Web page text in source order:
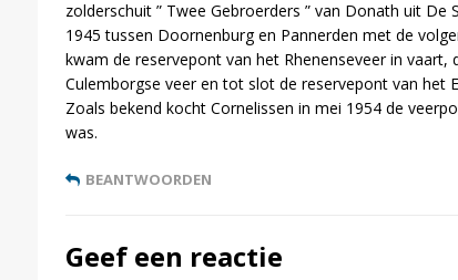
zolderschuit ” Twee Gebroerders ” van Donath uit De
1945 tussen Doornenburg en Pannerden met de
kwam de reservepont van het Rhenenseveer in vaart,
Culemborgse veer en tot slot de reservepont van het
Zoals bekend kocht Cornelissen in mei 1954 de
was.
BEANTWOORDEN
Geef een reactie